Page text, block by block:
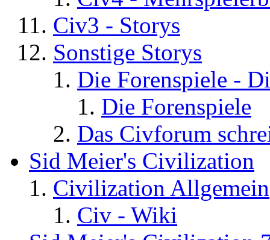
Civ3 - Storys
Sonstige Storys
Die Forenspiele -
Die Forenspiele
Das Civforum
Sid Meier's Civilization
Civilization Allgemein
Civ - Wiki